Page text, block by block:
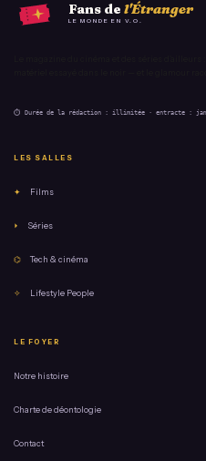
Fans de l'Étranger
LE MONDE EN V.O.
⏱ Durée de la rédaction : illimitée · entracte :
LES SALLES
✦ Films
⏵ Séries
⌬ Tech & cinéma
✧ Lifestyle People
LE FOYER
Notre histoire
Charte de déontologie
Contact